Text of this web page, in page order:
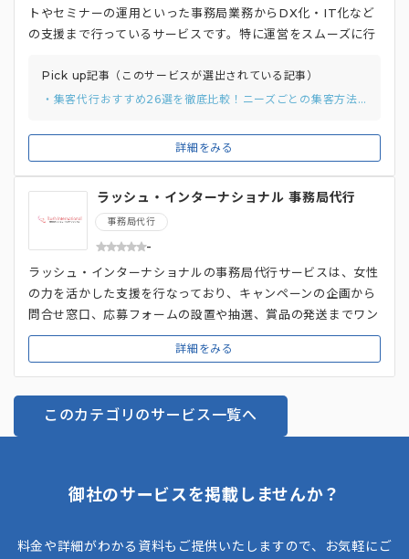
詳細をみる
トやセミナーの運用といった事務局業務からDX化・IT化など
の支援まで行っているサービスです。特に運営をスムーズに行
費決済」といった支援を提供しています。また、開催の際に現
地開催だけでなく、オンラインでの開催の支援も行っており学
マンドストリーミング配信などにも対応しています。
Pick up記事（このサービスが選出されている記事）
・集客代行おすすめ26選を徹底比較！ニーズごとの集客方法や費用相場、選び方を解説
ラッシュ・インターナショナル 事務局代行
事務局代行
-
詳細をみる
ラッシュ・インターナショナルの事務局代行サービスは、女性
の力を活かした支援を行なっており、キャンペーンの企画から
問合せ窓口、応募フォームの設置や抽選、賞品の発送までワン
ストップで事務局の対応を行なっています。また、SNS運用や
Webサイト制作・運用、コールセンターなど事務局業務の効
果を最大化するための業務も提供しています。そのため、キャ
ンペーン事務局における受付業務、商品案内、問合せ窓口、ク
レーム処理などにも対応してくれます。丸投げ・部分的な依頼
のどちらにも対応しているので、コールセンターだけの依頼や
このカテゴリのサービス一覧へ
御社のサービスを掲載しませんか？
料金や詳細がわかる資料もご提供いたしますので、お気軽にご